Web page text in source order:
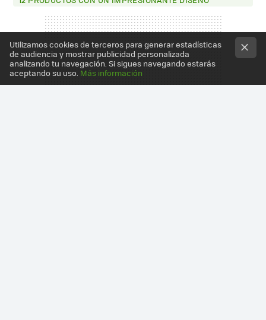
Utilizamos cookies de terceros para generar estadísticas
de audiencia y mostrar publicidad personalizada
analizando tu navegación. Si sigues navegando estarás
aceptando su uso. Más información